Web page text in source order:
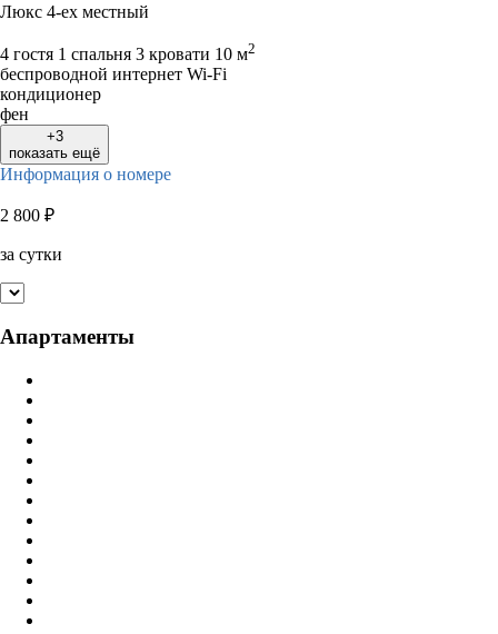
Люкс 4-ех местный
4 гостя 1 спальня 3 кровати 10 м2
беспроводной интернет Wi-Fi
кондиционер
фен
+3
показать ещё
Информация о номере
2 800 ₽
за сутки
Апартаменты